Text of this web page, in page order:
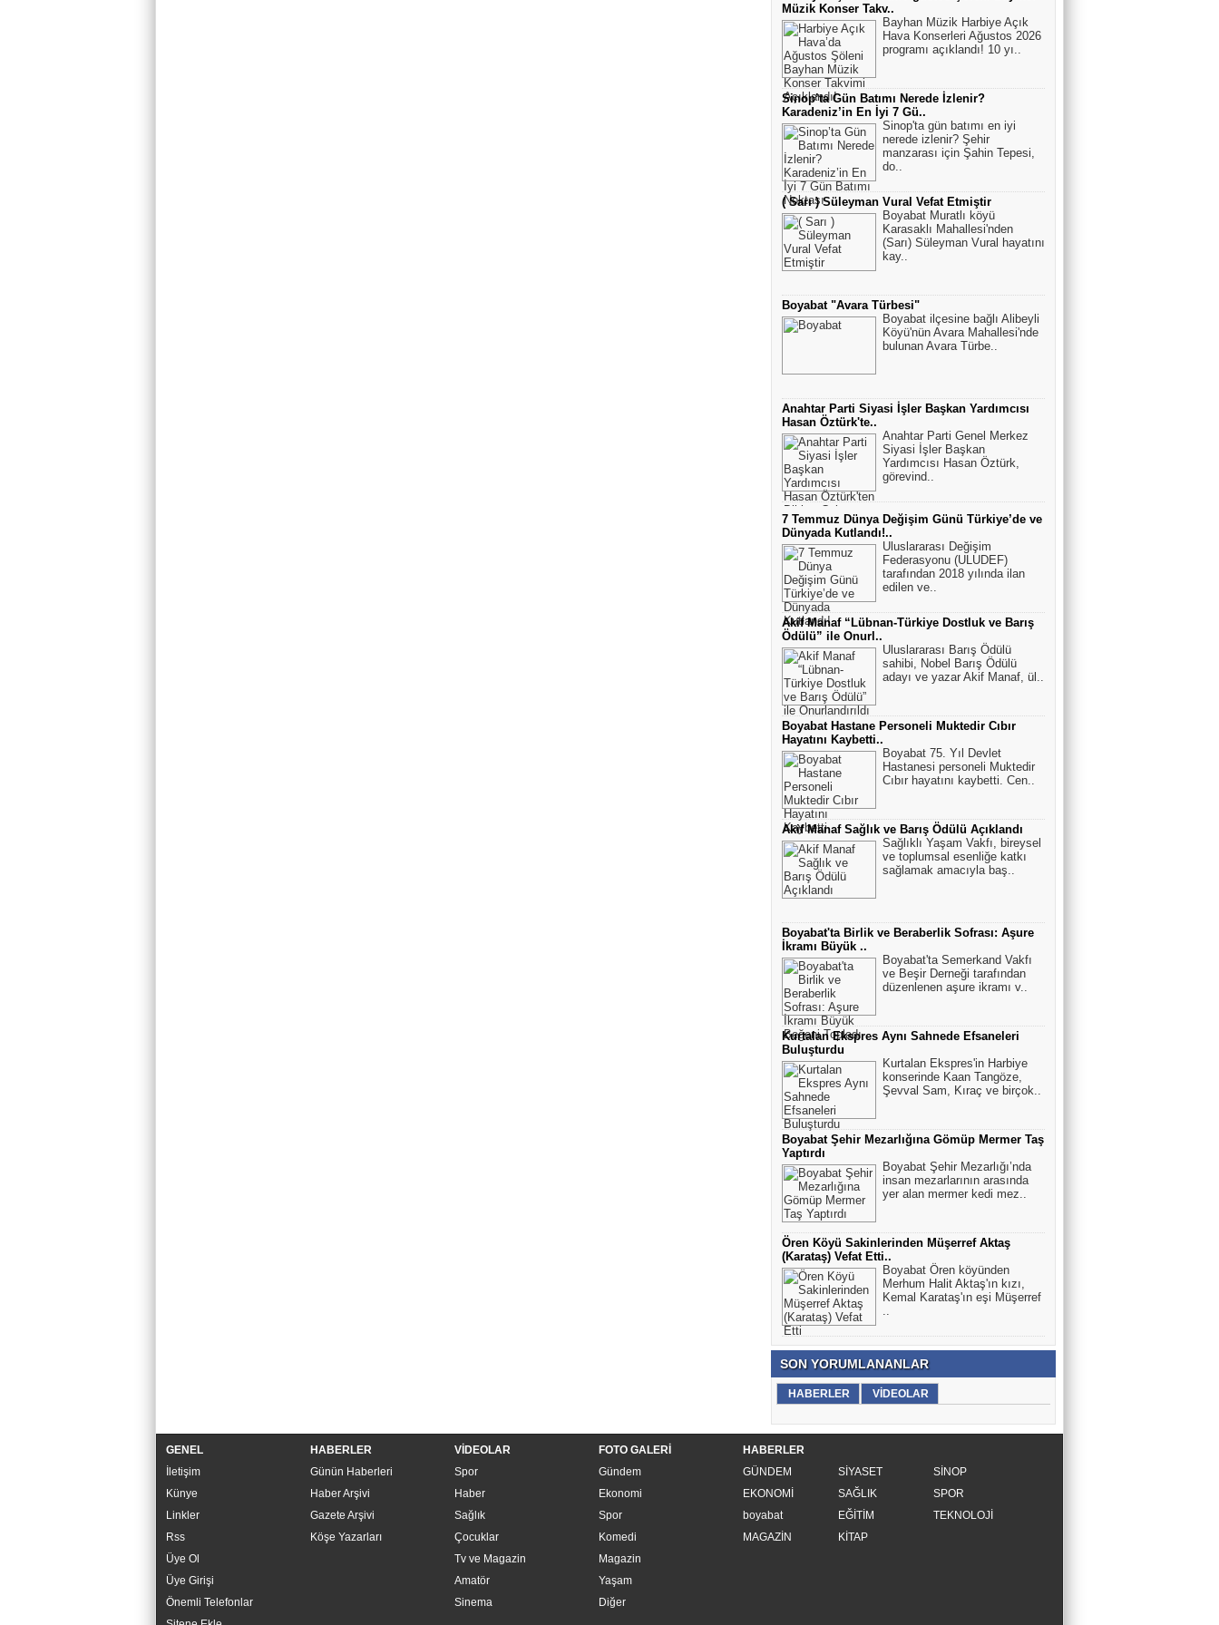
Müzik Konser Takv..
Bayhan Müzik Harbiye Açık
Hava Konserleri Ağustos 2026
programı açıklandı! 10 yı..
Sinop’ta Gün Batımı Nerede İzlenir?
Karadeniz’in En İyi 7 Gü..
Sinop'ta gün batımı en iyi
nerede izlenir? Şehir
manzarası için Şahin Tepesi,
do..
( Sarı ) Süleyman Vural Vefat Etmiştir
Boyabat Muratlı köyü
Karasaklı Mahallesi'nden
(Sarı) Süleyman Vural hayatını
kay..
Boyabat "Avara Türbesi"
Boyabat ilçesine bağlı Alibeyli
Köyü'nün Avara Mahallesi'nde
bulunan Avara Türbe..
Anahtar Parti Siyasi İşler Başkan Yardımcısı
Hasan Öztürk'te..
Anahtar Parti Genel Merkez
Siyasi İşler Başkan
Yardımcısı Hasan Öztürk,
görevind..
7 Temmuz Dünya Değişim Günü Türkiye’de ve
Dünyada Kutlandı!..
Uluslararası Değişim
Federasyonu (ULUDEF)
tarafından 2018 yılında ilan
edilen ve..
Akif Manaf “Lübnan-Türkiye Dostluk ve Barış
Ödülü” ile Onurl..
Uluslararası Barış Ödülü
sahibi, Nobel Barış Ödülü
adayı ve yazar Akif Manaf, ül..
Boyabat Hastane Personeli Muktedir Cıbır
Hayatını Kaybetti..
Boyabat 75. Yıl Devlet
Hastanesi personeli Muktedir
Cıbır hayatını kaybetti. Cen..
Akif Manaf Sağlık ve Barış Ödülü Açıklandı
Sağlıklı Yaşam Vakfı, bireysel
ve toplumsal esenliğe katkı
sağlamak amacıyla baş..
Boyabat'ta Birlik ve Beraberlik Sofrası: Aşure
İkramı Büyük ..
Boyabat'ta Semerkand Vakfı
ve Beşir Derneği tarafından
düzenlenen aşure ikramı v..
Kurtalan Ekspres Aynı Sahnede Efsaneleri
Buluşturdu
Kurtalan Ekspres'in Harbiye
konserinde Kaan Tangöze,
Şevval Sam, Kıraç ve birçok..
Boyabat Şehir Mezarlığına Gömüp Mermer Taş
Yaptırdı
Boyabat Şehir Mezarlığı’nda
insan mezarlarının arasında
yer alan mermer kedi mez..
Ören Köyü Sakinlerinden Müşerref Aktaş
(Karataş) Vefat Etti..
Boyabat Ören köyünden
Merhum Halit Aktaş'ın kızı,
Kemal Karataş'ın eşi Müşerref
..
SON YORUMLANANLAR
HABERLER VİDEOLAR
GENEL
İletişim
Künye
Linkler
Rss
Üye Ol
Üye Girişi
Önemli Telefonlar
HABERLER
Günün Haberleri
Haber Arşivi
Gazete Arşivi
Köşe Yazarları
VİDEOLAR
Spor
Haber
Sağlık
Çocuklar
Tv ve Magazin
Amatör
Sinema
FOTO GALERİ
Gündem
Ekonomi
Spor
Komedi
Magazin
Yaşam
Diğer
HABERLER
GÜNDEM
SİYASET
SİNOP
EKONOMİ
SAĞLIK
SPOR
boyabat
EĞİTİM
TEKNOLOJİ
MAGAZİN
KİTAP